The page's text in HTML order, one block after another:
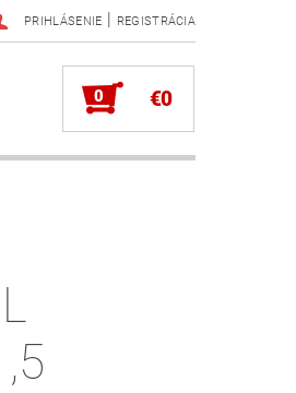
PRIHLÁSENIE | REGISTRÁCIA
0 €0